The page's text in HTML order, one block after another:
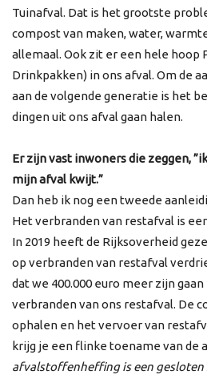
Tuinafval. Dat is het grootste
compost van maken, water,
allemaal. Ook zit er een hele hoop
Drinkpakken) in ons afval. Om de
aan de volgende generatie is het
dingen uit ons afval gaan halen.
Er zijn vast inwoners die zeggen,
mijn afval kwijt.”
Dan heb ik nog een tweede
Het verbranden van restafval is
In 2019 heeft de Rijksoverheid
op verbranden van restafval
dat we 400.000 euro meer zijn
verbranden van ons restafval. De
ophalen en het vervoer van
krijg je een flinke toename van de
afvalstoffenheffing is een gesloten